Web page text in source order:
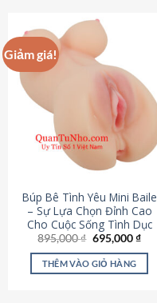
này
nhiều
biến
thể.
chọn
thể
chọn
trên
trang
sản
phẩm
Giảm giá!
Búp Bê Tình Yêu Mini Baile
– Sự Lựa Chọn Đỉnh Cao
Cho Cuộc Sống Tình Dục
895,000₫ Giá
là:
895,000 ₫.
695,000₫Giá
tại
THÊM VÀO GIỎ HÀNG